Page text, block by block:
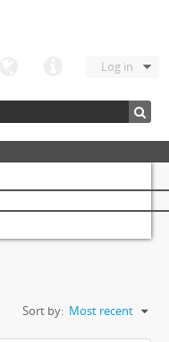
Log in
Sort by: Most recent